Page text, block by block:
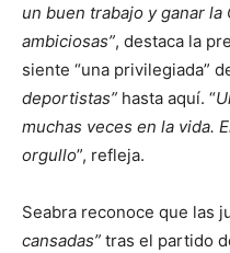
un buen trabajo y ganar
ambiciosas”, destaca la
siente “una privilegiada”
deportistas” hasta aquí. “
muchas veces en la vida.
orgullo”, refleja.
Seabra reconoce que las
cansadas” tras el partido